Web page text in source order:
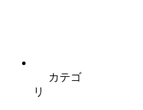
カテゴ
リ